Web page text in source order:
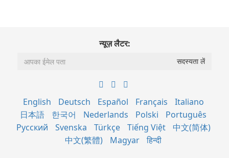
न्यूज़ लैटर:
English Deutsch Español Français
Italiano
日本語
한국어 Nederlands Polski
Português
Русский
Svenska Türkçe Tiếng Việt
中文(简体)
中文(繁體)
Magyar हिन्दी